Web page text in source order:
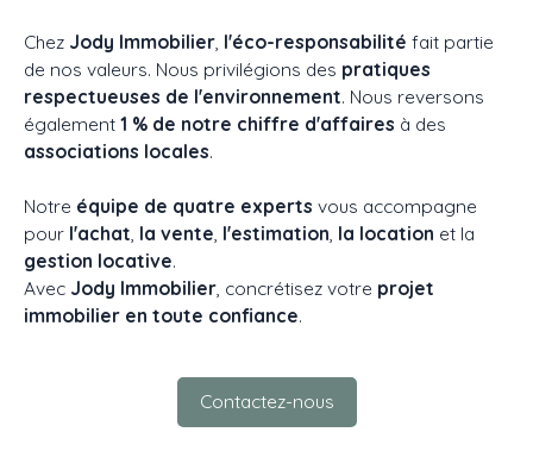
Chez Jody Immobilier l'éco-responsabilité fait partie
de nos valeurs. Nous privilégions des pratiques
respectueuses de l'environnement. Nous reversons
également 1 % de notre chiffre d'affaires à des
associations locales.
Notre équipe de quatre experts vous accompagne
pour l'achat la vente l'estimation la location et la
gestion locative.
Avec Jody Immobilier , concrétisez votre projet
immobilier en toute confiance.
Contactez-nous